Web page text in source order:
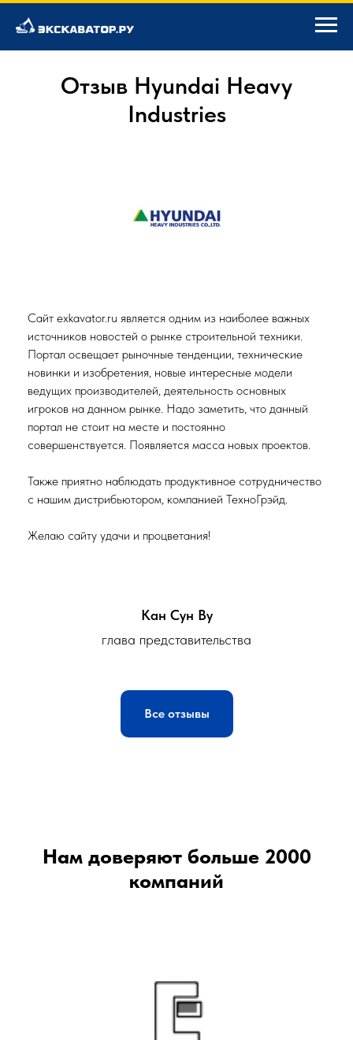
Отзыв Hyundai Heavy
Industries
Сайт exkavator.ru является одним из наиболее важных
источников новостей о рынке строительной техники.
Портал освещает рыночные тенденции, технические
новинки и изобретения, новые интересные модели
ведущих производителей, деятельность основных
игроков на данном рынке. Надо заметить, что данный
портал не стоит на месте и постоянно
совершенствуется. Появляется масса новых проектов.
Также приятно наблюдать продуктивное сотрудничество
с нашим дистрибьютором, компанией ТехноГрэйд.
Желаю сайту удачи и процветания!
Кан Сун Ву
глава представительства
Все отзывы
Нам доверяют больше 2000
компаний